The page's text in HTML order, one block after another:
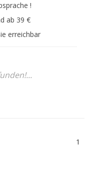
!
ab 39 €
erreichbar
1